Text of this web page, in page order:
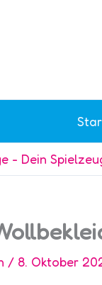
- Dein
/ 8. Oktober